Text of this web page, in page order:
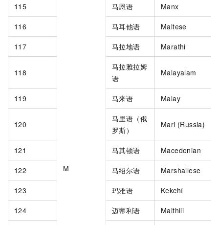
M
115 马恩语 Manx
116 马耳他语 Maltese
117 马拉地语 Marathi
118
马拉雅拉姆
语
Malayalam
119 马来语 Malay
120
马里语（俄
罗斯）
Mari (Russia)
121 马其顿语 Macedonian
122 马绍尔语 Marshallese
123 玛雅语 Kekchí
124 迈蒂利语 Maithili